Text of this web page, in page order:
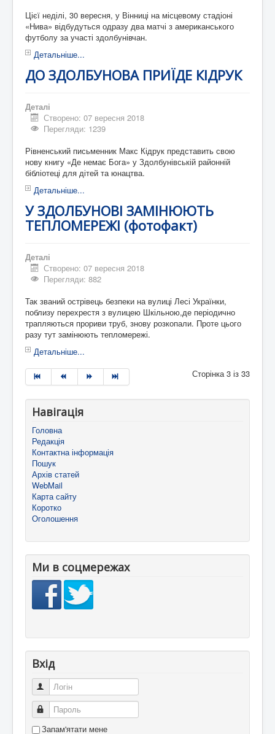
Цієї неділі, 30 вересня, у Вінниці на місцевому стадіоні
«Нива» відбудуться одразу два матчі з американського
футболу за участі здолбунівчан.
Детальніше...
ДО ЗДОЛБУНОВА ПРИЇДЕ КІДРУК
Деталі
Створено: 07 вересня 2018
Перегляди: 1239
Рівненський письменник Макс Кідрук представить свою
нову книгу «Де немає Бога» у Здолбунівській районній
бібліотеці для дітей та юнацтва.
Детальніше...
У ЗДОЛБУНОВІ ЗАМІНЮЮТЬ
ТЕПЛОМЕРЕЖІ (фотофакт)
Деталі
Створено: 07 вересня 2018
Перегляди: 882
Так званий острівець безпеки на вулиці Лесі Українки,
поблизу перехрестя з вулицею Шкільною,де періодично
трапляються прориви труб, знову розкопали. Проте цього
разу тут замінюють тепломережі.
Детальніше...
Сторінка 3 із 33
Навігація
Головна
Редакція
Контактна інформація
Пошук
Архів статей
WebMail
Карта сайту
Коротко
Оголошення
Ми в соцмережах
Вхід
Логін
Пароль
Запам'ятати мене